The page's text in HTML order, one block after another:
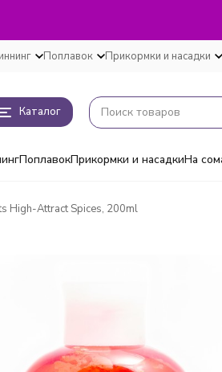
Поплавок Прикормки и насадки
Каталог
ПоплавокПрикормки и насадкиНа
High-Attract Spices, 200ml